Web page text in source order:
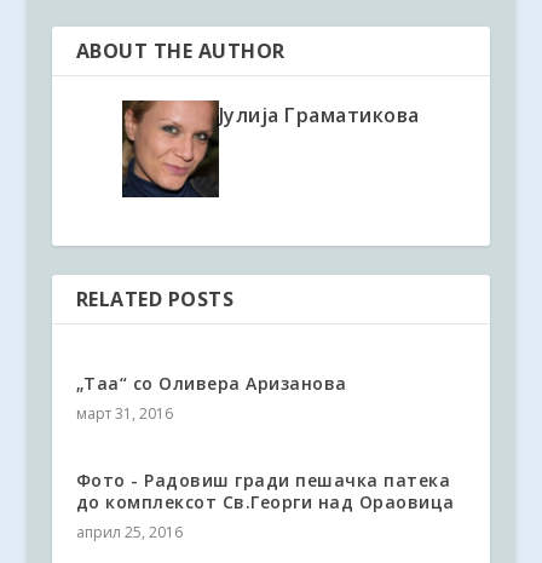
ABOUT THE AUTHOR
Јулија Граматикова
RELATED POSTS
„Таа“ со Оливера Аризанова
март 31, 2016
Фото - Радовиш гради пешачка патека
до комплексот Св.Георги над Ораовица
април 25, 2016